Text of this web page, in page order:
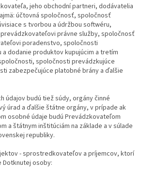
jeho obchodní partneri, dodávatelia
účtovná spoločnosť, spoločnosť
s tvorbou a údržbou softwéru,
právne služby, spoločnosť
poradenstvo, spoločnosti
dodanie produktov kupujúcim a tretím
spoločnosti prevádzkujúce
zabezpečujúce platobné brány a ďalšie
údajov budú tiež súdy, orgány činné
úrad a ďalšie štátne orgány, v prípade ak
osobné údaje budú Prevádzkovateľom
a štátnym inštitúciám na základe a v súlade
republiky.
- sprostredkovateľov a príjemcov, ktorí
Dotknutej osoby: